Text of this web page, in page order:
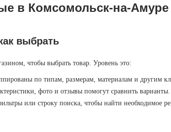
в Комсомольск-на-
выбрать
чтобы выбрать товар. Уровень это:
по типам, размерам, материалам и другим
фото и отзывы помогут сравнить варианты.
или строку поиска, чтобы найти необходимое